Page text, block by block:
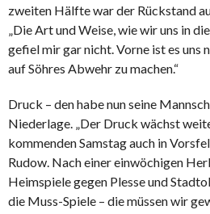
zweiten Hälfte war der Rückstand
„Die Art und Weise, wie wir uns in
gefiel mir gar nicht. Vorne ist es uns
auf Söhres Abwehr zu machen.“
Druck – den habe nun seine
Niederlage. „Der Druck wächst
kommenden Samstag auch in
Rudow. Nach einer einwöchigen
Heimspiele gegen Plesse und
die Muss-Spiele – die müssen wir